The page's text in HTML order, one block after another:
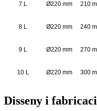
7 L Ø220 mm 210
8 L Ø220 mm 240
9 L Ø220 mm 270
10 L Ø220 mm 300
Disseny i